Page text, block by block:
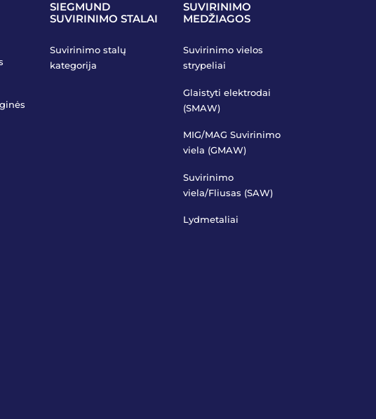
SIEGMUND
SUVIRINIMO STALAI
Suvirinimo stalų
kategorija
SUVIRINIMO
MEDŽIAGOS
Suvirinimo vielos
strypeliai
Glaistyti elektrodai
(SMAW)
MIG/MAG Suvirinimo
viela (GMAW)
Suvirinimo
viela/Fliusas (SAW)
Lydmetaliai